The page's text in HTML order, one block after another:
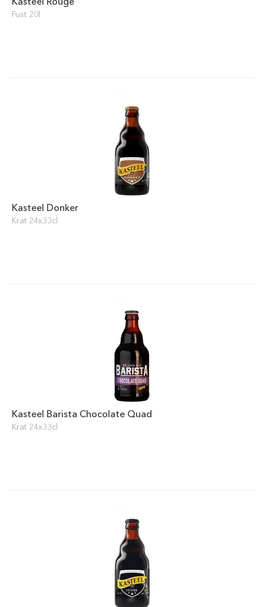
Fust 20l
Kasteel Donker
Krat 24x33cl
Kasteel Barista Chocolate Quad
Krat 24x33cl